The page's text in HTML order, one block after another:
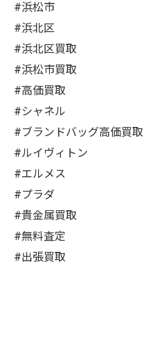
#浜松市
#浜北区
#浜北区買取
#浜松市買取
#高価買取
#シャネル
#ブランドバッグ高価買取
#ルイヴィトン
#エルメス
#プラダ
#貴金属買取
#無料査定
#出張買取